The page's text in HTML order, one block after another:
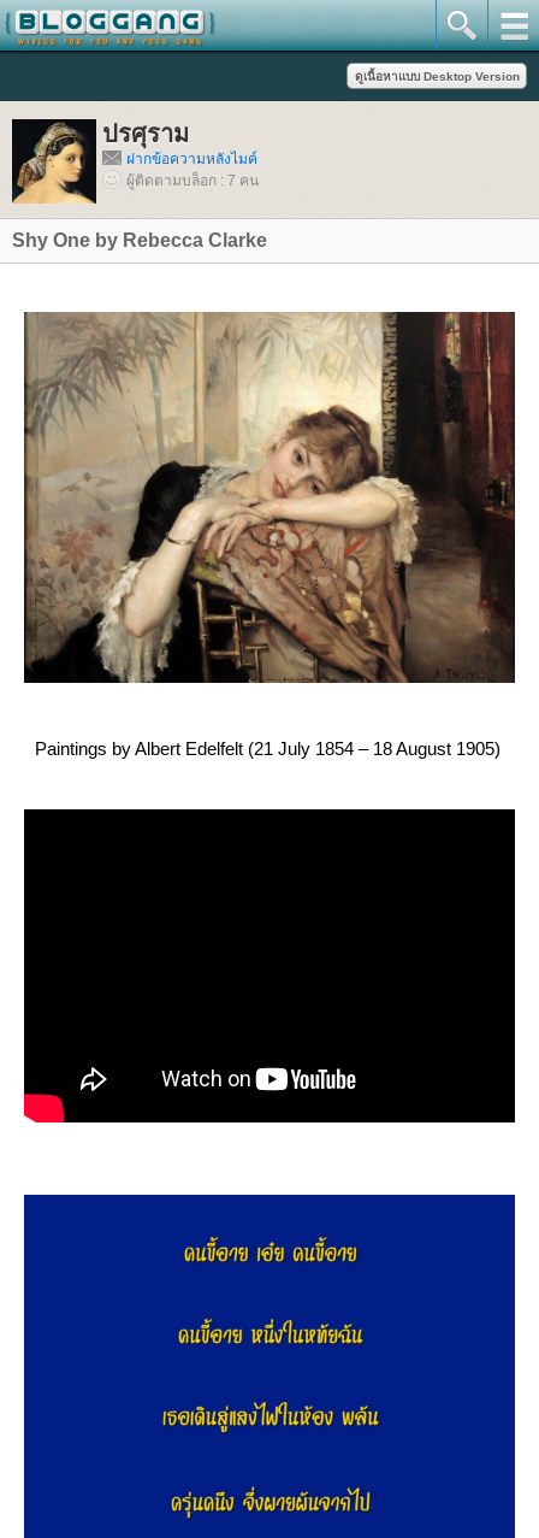
ปรศุราม
ฝากข้อความหลังไมค์
ผู้ติดตามบล็อก : 7 คน
Shy One by Rebecca Clarke
Paintings by Albert Edelfelt (21 July 1854 – 18 August 1905)